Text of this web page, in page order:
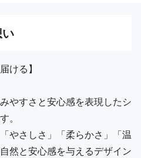
ける】
やすさと安心感を表現したシ
。
やさしさ」「柔らかさ」「温
然と安心感を与えるデザイン